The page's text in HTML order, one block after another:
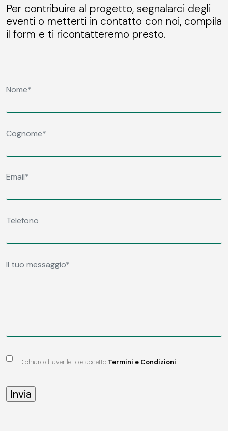
Per contribuire al progetto, segnalarci degli
eventi o metterti in contatto con noi, compila
il form e ti ricontatteremo presto.
Dichiaro di aver letto e accetto Termini e Condizioni